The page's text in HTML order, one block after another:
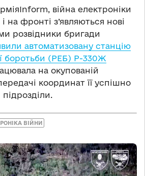
війна електроніки
на фронті з’являються нові
розвідники бригади
автоматизовану станцію
боротьби (РЕБ) Р-330Ж
на окупованій
координат її успішно
ВІЙНИ